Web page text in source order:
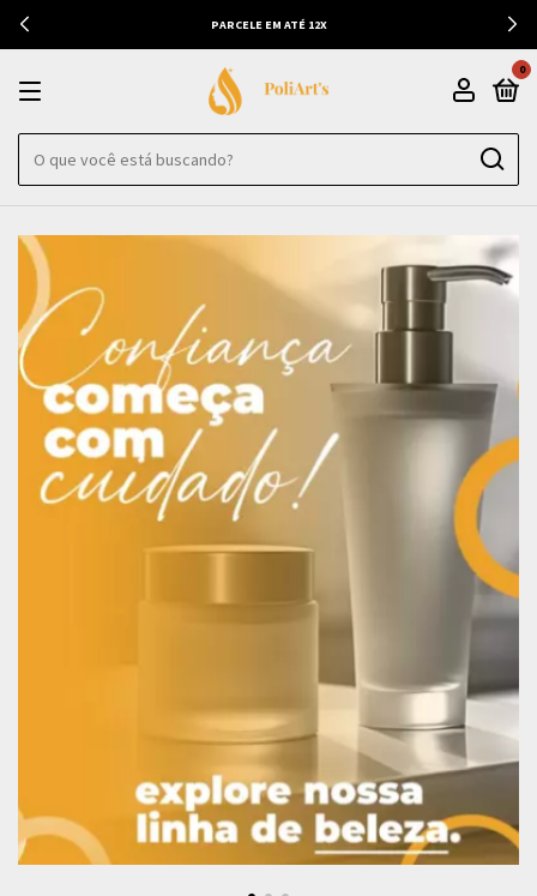
PARCELE EM ATÉ 12X
0